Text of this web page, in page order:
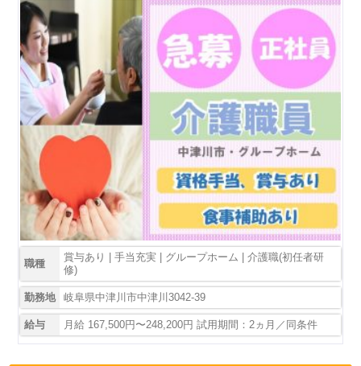
職種
賞与あり | 手当充実 | グループホーム | 介護職(初任者研
修)
勤務地 岐阜県中津川市中津川3042-39
給与 月給 167,500円〜248,200円 試用期間：2ヵ月／同条件